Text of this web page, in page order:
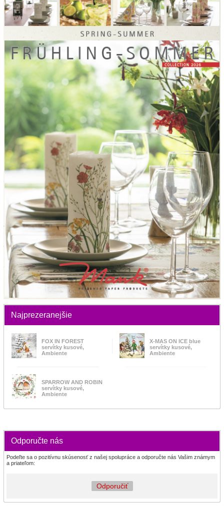
Najprezeranejšie
FOX IN FOREST
servítky kusové,
Ambiente
X-MAS ON ICE blue
servítky kusové,
Ambiente
SPARROW AND ROBIN
servítky kusové,
Ambiente
Odporučte nás
Podeľte sa o pozitívnu skúsenosť z našej spolupráce a odporučte nás Vašim známym
a priateľom:
Odporučiť